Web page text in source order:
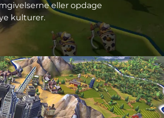
eller opdage
kulturer.